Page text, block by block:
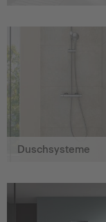
Duschsysteme